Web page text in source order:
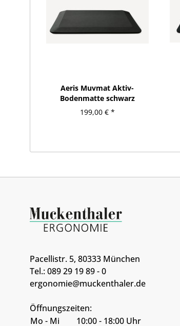
Aeris Muvmat Aktiv-
Bodenmatte schwarz
199,00 € *
Pacellistr. 5, 80333 München
Tel.: 089 29 19 89 - 0
ergonomie@muckenthaler.de
Öffnungszeiten:
Mo - Mi
10:00 - 18:00 Uhr